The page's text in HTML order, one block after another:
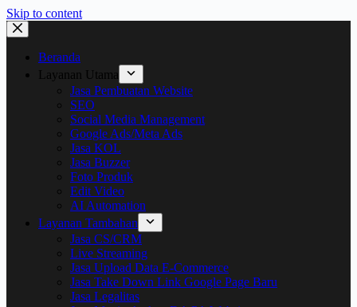
Skip to content
Beranda
Layanan Utama
Jasa Pembuatan Website
SEO
Social Media Management
Google Ads/Meta Ads
Jasa KOL
Jasa Buzzer
Foto Produk
Edit Video
AI Automation
Layanan Tambahan
Jasa CS/CRM
Live Streaming
Jasa Upload Data E-Commerce
Jasa Take Down Link Google Page Baru
Jasa Legalitas